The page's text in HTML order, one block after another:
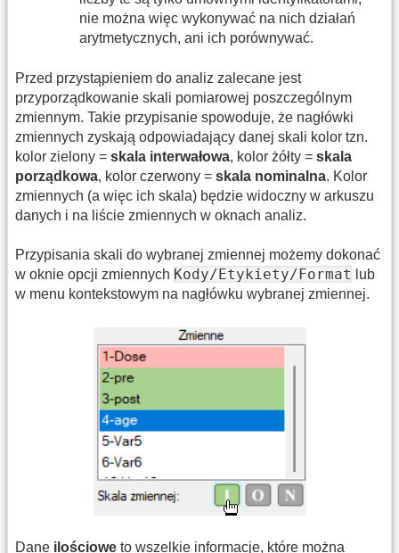
nie można więc wykonywać na nich działań
arytmetycznych, ani ich porównywać.
Przed przystąpieniem do analiz zalecane jest
przyporządkowanie skali pomiarowej poszczególnym
zmiennym. Takie przypisanie spowoduje, że nagłówki
zmiennych zyskają odpowiadający danej skali kolor tzn.
kolor zielony = skala interwałowa, kolor żółty = skala
porządkowa, kolor czerwony = skala nominalna. Kolor
zmiennych (a więc ich skala) będzie widoczny w arkuszu
danych i na liście zmiennych w oknach analiz.
Przypisania skali do wybranej zmiennej możemy dokonać
w oknie opcji zmiennych Kody/Etykiety/Format
lub
w menu kontekstowym na nagłówku wybranej zmiennej.
Dane ilościowe to wszelkie informacje, które można